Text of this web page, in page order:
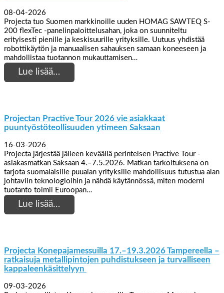
08-04-2026
Projecta tuo Suomen markkinoille uuden HOMAG SAWTEQ S-
200 flexTec -panelinpaloittelusahan, joka on suunniteltu
erityisesti pienille ja keskisuurille yrityksille. Uutuus yhdistää
robottikäytön ja manuaalisen sahauksen samaan koneeseen ja
mahdollistaa tuotannon mukauttamisen…
Lue lisää…
Projectan Practive Tour 2026 vie asiakkaat
puuntyöstöteollisuuden ytimeen Saksaan
16-03-2026
Projecta järjestää jälleen keväällä perinteisen Practive Tour -
asiakasmatkan Saksaan 4.–7.5.2026. Matkan tarkoituksena on
tarjota suomalaisille puualan yrityksille mahdollisuus tutustua alan
johtaviin teknologioihin ja nähdä käytännössä, miten moderni
tuotanto toimii Euroopan…
Lue lisää…
Projecta Konepajamessuilla 17.–19.3.2026 Tampereella –
ratkaisuja metallipintojen puhdistukseen ja turvalliseen
kappaleenkäsittelyyn
09-03-2026